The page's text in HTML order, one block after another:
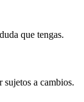
que tengas.
a cambios.